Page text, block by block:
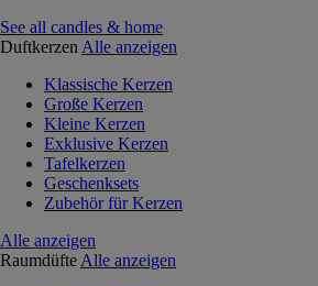
See all candles & home
Duftkerzen Alle anzeigen
Klassische Kerzen
Große Kerzen
Kleine Kerzen
Exklusive Kerzen
Tafelkerzen
Geschenksets
Zubehör für Kerzen
Alle anzeigen
Raumdüfte Alle anzeigen